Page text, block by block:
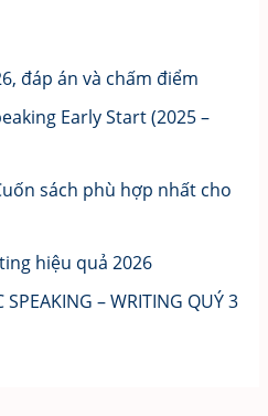
đáp án và chấm điểm
Early Start (2025 –
sách phù hợp nhất cho
hiệu quả 2026
– WRITING QUÝ 3